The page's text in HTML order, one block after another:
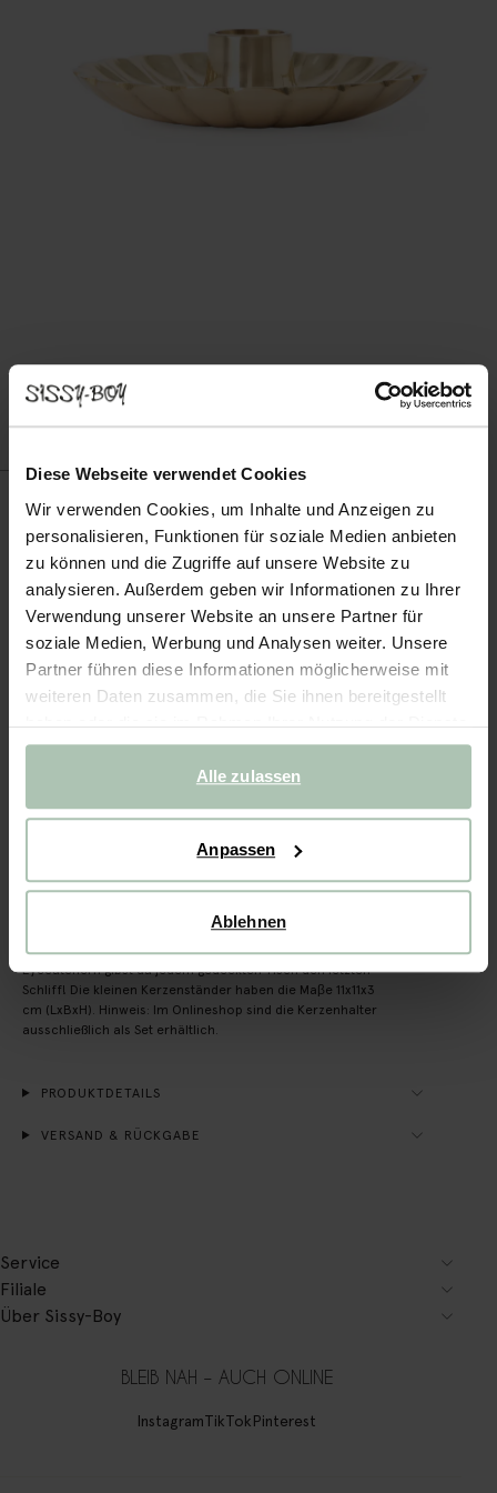
Diese Webseite verwendet Cookies
Wir verwenden Cookies, um Inhalte und Anzeigen zu
personalisieren, Funktionen für soziale Medien anbieten
zu können und die Zugriffe auf unsere Website zu
analysieren. Außerdem geben wir Informationen zu Ihrer
Verwendung unserer Website an unsere Partner für
soziale Medien, Werbung und Analysen weiter. Unsere
Partner führen diese Informationen möglicherweise mit
weiteren Daten zusammen, die Sie ihnen bereitgestellt
haben oder die sie im Rahmen Ihrer Nutzung der Dienste
gesammelt haben.
Alle zulassen
Anpassen
Ablehnen
Kerzenhalter Messing
19.99
Ausgewählte Größe: Onesize
Lieferung in: 1–2 Arbeitstagen
Goldener Kerzenhalter von Sissy-Boy. Mit diesen
Eyecatchern gibst du jedem gedeckten Tisch den letzten
Schliff! Die kleinen Kerzenständer haben die Maβe 11x11x3
cm (LxBxH). Hinweis: Im Onlineshop sind die Kerzenhalter
ausschließlich als Set erhältlich.
PRODUKTDETAILS
VERSAND & RÜCKGABE
Service
Filiale
Über Sissy-Boy
BLEIB NAH – AUCH ONLINE
InstagramTikTokPinterest